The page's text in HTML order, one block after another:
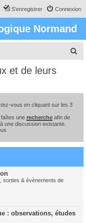
Connexion
S’enregistrer
Normand
e
et de leurs
vous en cliquant sur les 3
une recherche afin de
une discussion existante.
sorties & évènements de
: observations, études